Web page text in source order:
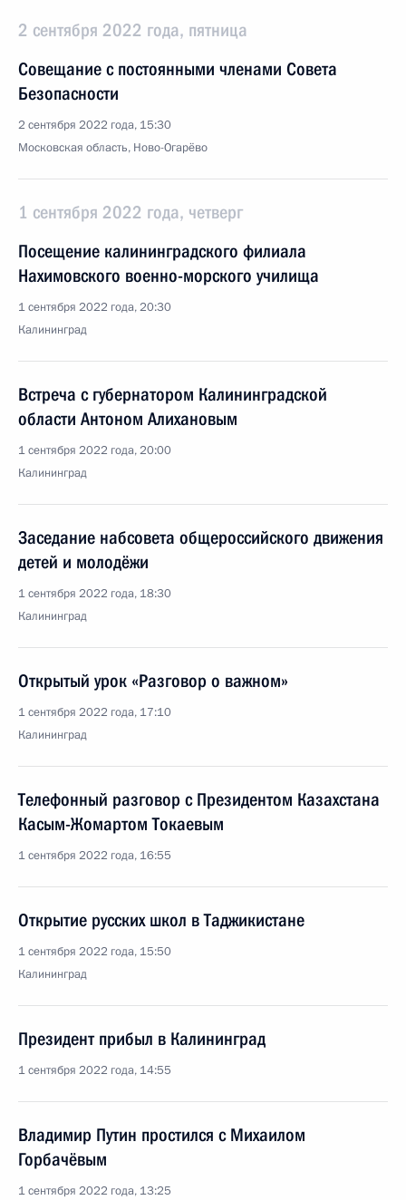
2 сентября 2022 года, пятница
Совещание с постоянными членами Совета
Безопасности
2 сентября 2022 года, 15:30
Московская область, Ново-Огарёво
1 сентября 2022 года, четверг
Посещение калининградского филиала
Нахимовского военно-морского училища
1 сентября 2022 года, 20:30
Калининград
Встреча с губернатором Калининградской
области Антоном Алихановым
1 сентября 2022 года, 20:00
Калининград
Заседание набсовета общероссийского движения
детей и молодёжи
1 сентября 2022 года, 18:30
Калининград
Открытый урок «Разговор о важном»
1 сентября 2022 года, 17:10
Калининград
Телефонный разговор с Президентом Казахстана
Касым-Жомартом Токаевым
1 сентября 2022 года, 16:55
Открытие русских школ в Таджикистане
1 сентября 2022 года, 15:50
Калининград
Президент прибыл в Калининград
1 сентября 2022 года, 14:55
Владимир Путин простился с Михаилом
Горбачёвым
1 сентября 2022 года, 13:25